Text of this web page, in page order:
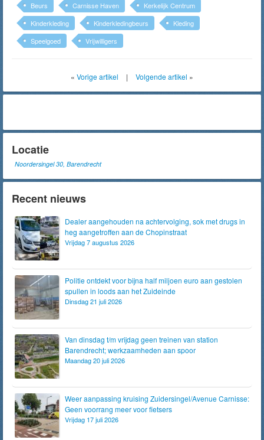
Beurs Carnisse Haven
Kerkelijk Centrum
Kinderkleding
Kinderkledingbeurs
Kleding
Speelgoed
Vrijwilligers
« Vorige artikel | Volgende artikel »
Locatie
Noordersingel 30, Barendrecht
Recent nieuws
Dealer aangehouden na achtervolging, sok met drugs in
heg aangetroffen aan de Chopinstraat
Vrijdag 7 augustus 2026
Politie ontdekt voor bijna half miljoen euro aan gestolen
spullen in loods aan het Zuideinde
Dinsdag 21 juli 2026
Van dinsdag t/m vrijdag geen treinen van station
Barendrecht; werkzaamheden aan spoor
Maandag 20 juli 2026
Weer aanpassing kruising Zuidersingel/Avenue Carnisse:
Geen voorrang meer voor fietsers
Vrijdag 17 juli 2026